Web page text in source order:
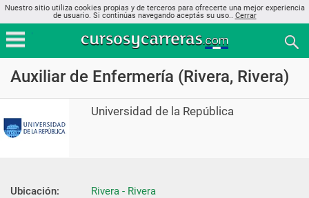
Nuestro sitio utiliza cookies propias y de terceros para ofrecerte una mejor experiencia
de usuario. Si continúas navegando aceptás su uso.. Cerrar
Auxiliar de Enfermería (Rivera, Rivera)
Universidad de la República
Ubicación:
Rivera - Rivera